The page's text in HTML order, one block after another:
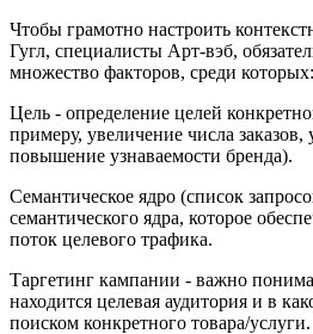
Чтобы грамотно настроить
Гугл, специалисты Арт-вэб,
множество факторов, среди которых:
Цель - определение целей
примеру, увеличение числа
повышение узнаваемости бренда).
Семантическое ядро (список
семантического ядра, которое
поток целевого трафика.
Таргетинг кампании - важно
находится целевая аудитория и в
поиском конкретного товара/услуги.